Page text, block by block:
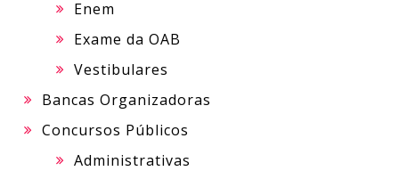
Enem
Exame da OAB
Vestibulares
Bancas Organizadoras
Concursos Públicos
Administrativas